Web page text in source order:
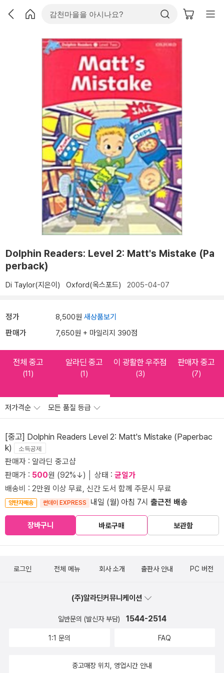
Dolphin Readers: Level 2: Matt's Mistake (Pa
perback)
Di Taylor(지은이) Oxford(옥스포드) 2005-04-07
정가 8,500원 새상품보기
판매가 7,650원 + 마일리지 390점
전체 중고
(11)
알라딘 중고
(1)
이 광활한 우주점
(3)
판매자 중고
(7)
저가격순 모든 품질 등급
[중고] Dolphin Readers Level 2: Matt's Mistake (Paperbac
k)
소득공제
판매자 : 알라딘 중고샵
판매가 : 500원 (92%↓) │ 상태 : 균일가
배송비 : 2만원 이상 무료, 신간 도서 함께 주문시 무료
양탄자배송 썬데이 EXPRESS 내일 (월) 아침 7시 출근전 배송
장바구니 바로구매 보관함
로그인 전체 메뉴 회사 소개 출판사 안내 PC 버전
(주)알라딘커뮤니케이션
일반문의 (발신자 부담) 1544-2514
1:1 문의 FAQ
중고매장 위치, 영업시간 안내